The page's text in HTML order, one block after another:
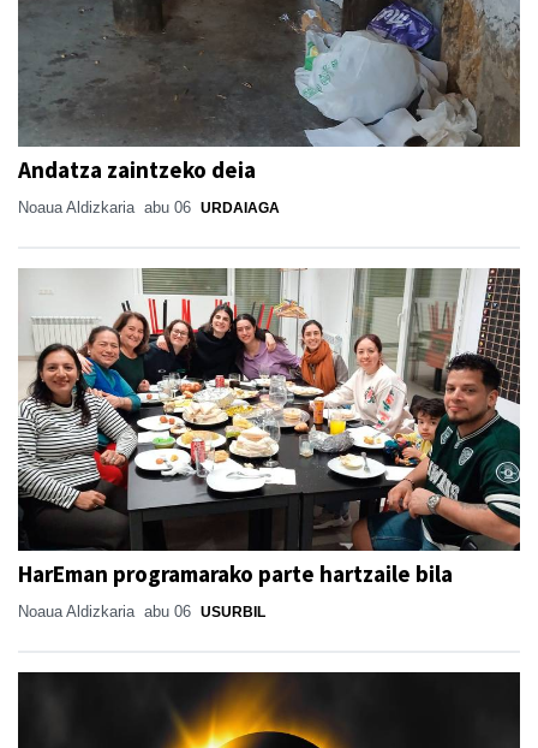
Andatza zaintzeko deia
Noaua Aldizkaria abu 06 URDAIAGA
HarEman programarako parte hartzaile bila
Noaua Aldizkaria abu 06 USURBIL